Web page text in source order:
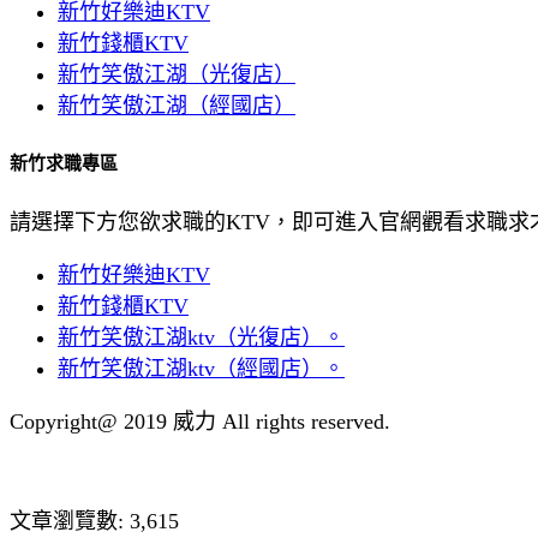
新竹好樂迪KTV
新竹錢櫃KTV
新竹笑傲江湖（光復店）
新竹笑傲江湖（經國店）
新竹求職專區
請選擇下方您欲求職的KTV，即可進入官網觀看求職求
新竹好樂迪KTV
新竹錢櫃KTV
新竹笑傲江湖ktv（光復店）。
新竹笑傲江湖ktv（經國店）。
Copyright@ 2019 威力 All rights reserved.
文章瀏覽數: 3,615